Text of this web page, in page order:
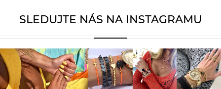
SLEDUJTE NÁS NA INSTAGRAMU